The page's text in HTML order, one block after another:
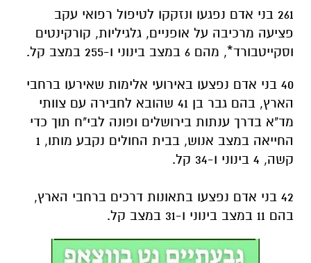
261 בני אדם נפגעו ונזקקו לטיפול רפואי עקב
פציעה מרכיבה על אופניים, גלגיליות, קורקינטים
וסקייטבורד*, מהם 6 במצב בינוני ו-255 במצב קל.
40 בני אדם נפצעו באירועי אלימות שאירעו ברחבי
הארץ, בהם גבר בן 41 שהובא לחבירה עם צוותי
מד"א בדרך ענתות בירושלים ופונה לבי"ח תוך כדי
החייאה במצב אנוש, בבית החולים נקבע מותו, 1
קשה, 4 בינוני ו-34 קל.
42 בני אדם נפצעו בתאונות דרכים ברחבי הארץ,
בהם 11 במצב בינוני ו-31 במצב קל.